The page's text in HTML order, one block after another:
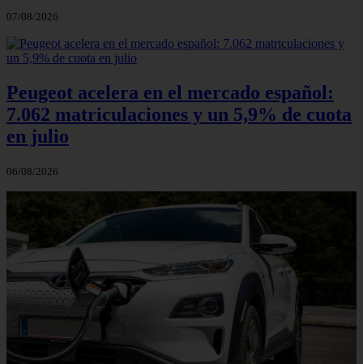
07/08/2026
Peugeot acelera en el mercado español:
7.062 matriculaciones y un 5,9% de cuota
en julio
06/08/2026